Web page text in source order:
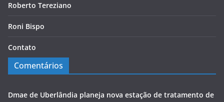
Roberto Tereziano
Roni Bispo
Contato
Comentários
Dmae de Uberlândia planeja nova estação de tratamento de